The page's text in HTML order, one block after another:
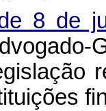
8 de